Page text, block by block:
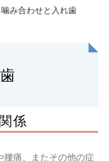
噛み合わせと入れ歯
係
腰痛、またその他の症